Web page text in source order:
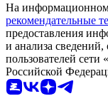
На информационном
рекомендательные
предоставления
и анализа
пользователей
Российской